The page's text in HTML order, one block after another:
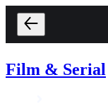
Film & Serial